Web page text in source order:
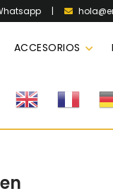
|
ACCESORIOS